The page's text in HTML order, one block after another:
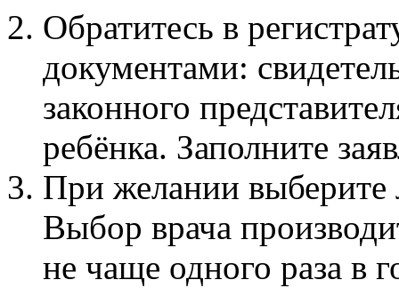
Обратитесь в
документами:
законного
ребёнка. Заполните
При желании выберите
Выбор врача
не чаще одного раза в